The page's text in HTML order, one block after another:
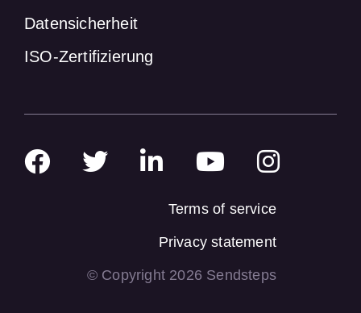
Datensicherheit
ISO-Zertifizierung
Terms of service
Privacy statement
© Copyright 2026 Sendsteps